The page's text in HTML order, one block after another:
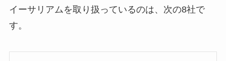
イーサリアムを取り扱っているのは、次の8社で
す。